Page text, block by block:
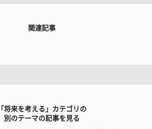
関連記事
「将来を考える」カテゴリの
別のテーマの記事を見る